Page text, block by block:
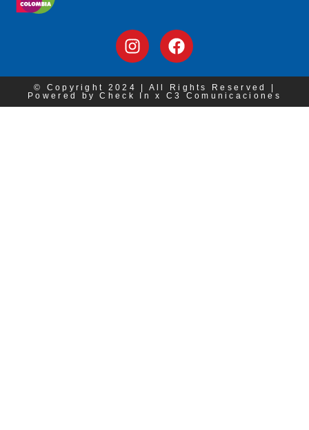
© Copyright 2024 | All Rights Reserved |
Powered by Check In x C3 Comunicaciones